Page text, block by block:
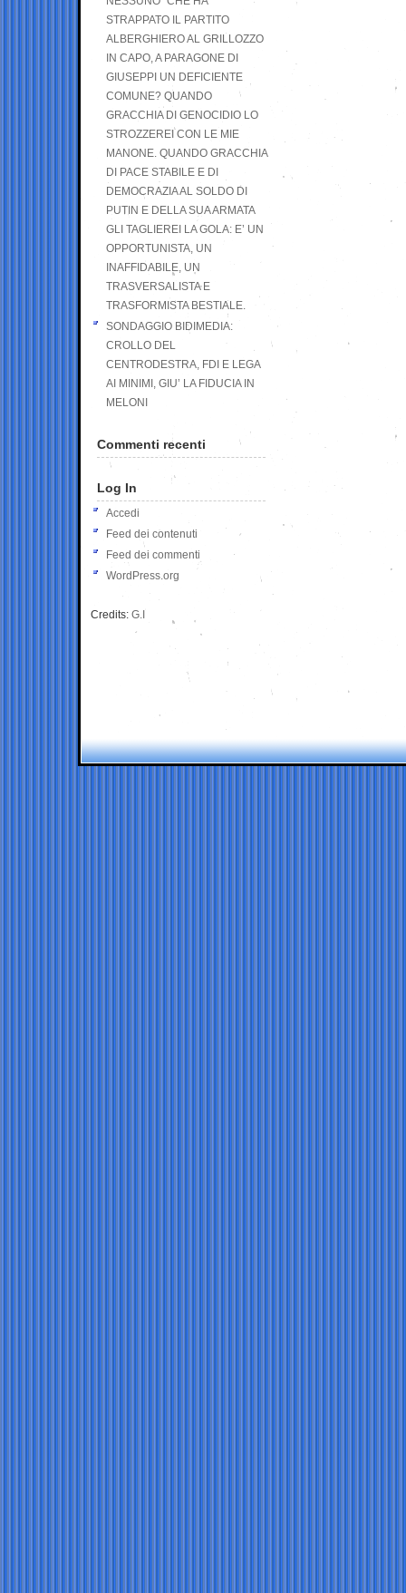
STRAPPATO IL PARTITO
ALBERGHIERO AL GRILLOZZO
IN CAPO, A PARAGONE DI
GIUSEPPI UN DEFICIENTE
COMUNE? QUANDO
GRACCHIA DI GENOCIDIO LO
STROZZEREI CON LE MIE
MANONE. QUANDO GRACCHIA
DI PACE STABILE E DI
DEMOCRAZIA AL SOLDO DI
PUTIN E DELLA SUA ARMATA
GLI TAGLIEREI LA GOLA: E’ UN
OPPORTUNISTA, UN
INAFFIDABILE, UN
TRASVERSALISTA E
TRASFORMISTA BESTIALE.
SONDAGGIO BIDIMEDIA:
CROLLO DEL
CENTRODESTRA, FDI E LEGA
AI MINIMI, GIU’ LA FIDUCIA IN
MELONI
Commenti recenti
Log In
Accedi
Feed dei contenuti
Feed dei commenti
WordPress.org
Credits: G.I